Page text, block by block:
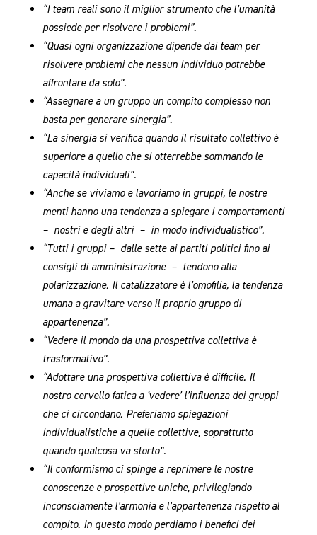
“I team reali sono il miglior strumento che l’umanità
possiede per risolvere i problemi”.
“Quasi ogni organizzazione dipende dai team per
risolvere problemi che nessun individuo potrebbe
affrontare da solo”.
“Assegnare a un gruppo un compito complesso non
basta per generare sinergia”.
“La sinergia si verifica quando il risultato collettivo è
superiore a quello che si otterrebbe sommando le
capacità individuali”.
“Anche se viviamo e lavoriamo in gruppi, le nostre
menti hanno una tendenza a spiegare i comportamenti
– nostri e degli altri – in modo individualistico”.
“Tutti i gruppi – dalle sette ai partiti politici fino ai
consigli di amministrazione – tendono alla
polarizzazione. Il catalizzatore è l’omofilia, la tendenza
umana a gravitare verso il proprio gruppo di
appartenenza”.
“Vedere il mondo da una prospettiva collettiva è
trasformativo”.
“Adottare una prospettiva collettiva è difficile. Il
nostro cervello fatica a ‘vedere’ l’influenza dei gruppi
che ci circondano. Preferiamo spiegazioni
individualistiche a quelle collettive, soprattutto
quando qualcosa va storto”.
“Il conformismo ci spinge a reprimere le nostre
conoscenze e prospettive uniche, privilegiando
inconsciamente l’armonia e l’appartenenza rispetto al
compito. In questo modo perdiamo i benefici dei